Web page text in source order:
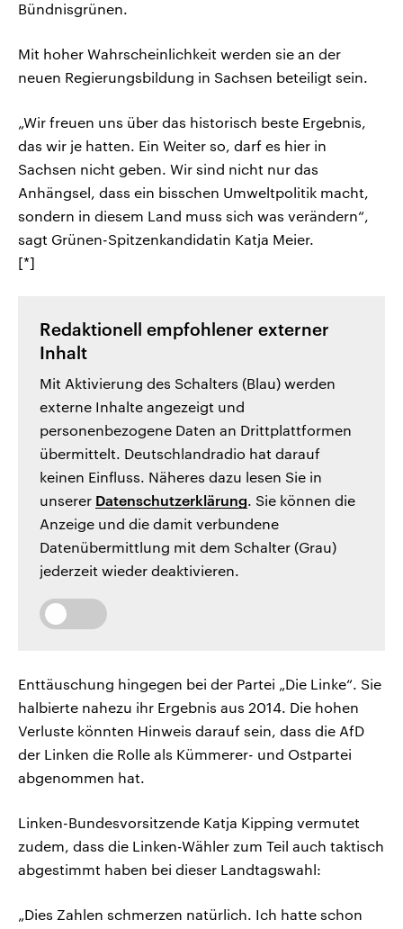
Bündnisgrünen.
Mit hoher Wahrscheinlichkeit werden sie an der
neuen Regierungsbildung in Sachsen beteiligt sein.
„Wir freuen uns über das historisch beste Ergebnis,
das wir je hatten. Ein Weiter so, darf es hier in
Sachsen nicht geben. Wir sind nicht nur das
Anhängsel, dass ein bisschen Umweltpolitik macht,
sondern in diesem Land muss sich was verändern“,
sagt Grünen-Spitzenkandidatin Katja Meier.
[*]
Redaktionell empfohlener externer
Inhalt
Mit Aktivierung des Schalters (Blau) werden
externe Inhalte angezeigt und
personenbezogene Daten an Drittplattformen
übermittelt. Deutschlandradio hat darauf
keinen Einfluss. Näheres dazu lesen Sie in
unserer Datenschutzerklärung. Sie können die
Anzeige und die damit verbundene
Datenübermittlung mit dem Schalter (Grau)
jederzeit wieder deaktivieren.
Enttäuschung hingegen bei der Partei „Die Linke“. Sie
halbierte nahezu ihr Ergebnis aus 2014. Die hohen
Verluste könnten Hinweis darauf sein, dass die AfD
der Linken die Rolle als Kümmerer- und Ostpartei
abgenommen hat.
Linken-Bundesvorsitzende Katja Kipping vermutet
zudem, dass die Linken-Wähler zum Teil auch taktisch
abgestimmt haben bei dieser Landtagswahl:
„Dies Zahlen schmerzen natürlich. Ich hatte schon